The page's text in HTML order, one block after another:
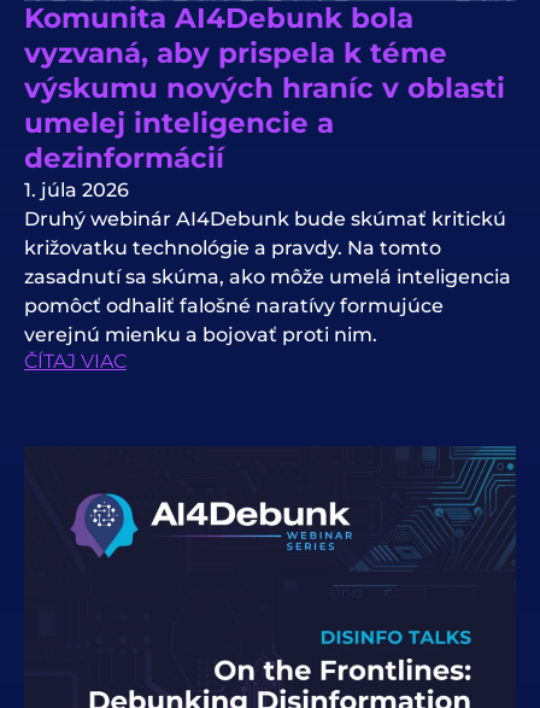
Komunita AI4Debunk bola
vyzvaná, aby prispela k téme
výskumu nových hraníc v oblasti
umelej inteligencie a
dezinformácií
1. júla 2026
Druhý webinár AI4Debunk bude skúmať kritickú
križovatku technológie a pravdy. Na tomto
zasadnutí sa skúma, ako môže umelá inteligencia
pomôcť odhaliť falošné naratívy formujúce
verejnú mienku a bojovať proti nim.
ČÍTAJ VIAC